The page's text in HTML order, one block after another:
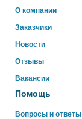
О компании
Заказчики
Новости
Отзывы
Вакансии
Помощь
Вопросы и ответы
Свяжитесь с